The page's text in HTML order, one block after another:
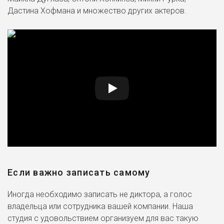
Дастина Хофмана и множество других актеров.
Если важно записать самому
Иногда необходимо записать не диктора, а голос
владельца или сотрудника вашей компании. Наша
студия с удовольствием организуем для вас такую